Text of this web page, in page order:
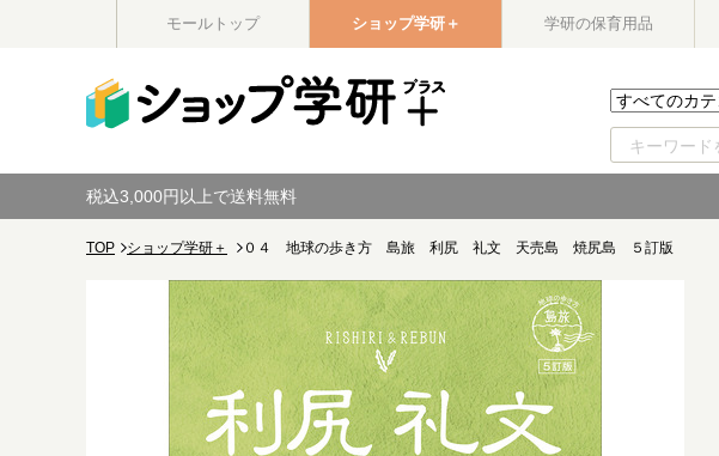
モールトップ ショップ学研＋ 学研の保育用品
税込3,000円以上で送料無料
TOP ショップ学研＋ ０４ 地球の歩き方 島旅 利尻 礼文 天売島 焼尻島 ５訂版